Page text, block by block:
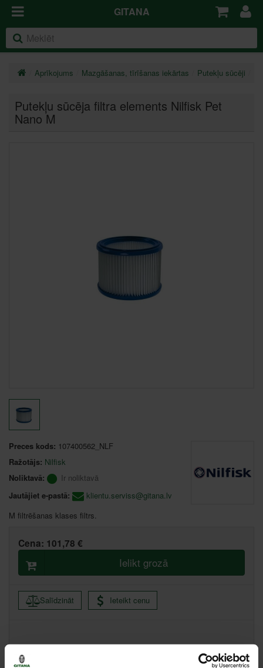
GITANA
Aprīkojums Mazgāšanas, tīrīšanas iekārtas Putekļu sūcēji
Putekļu sūcēja filtra elements Nilfisk Pet
Nano M
Preces kods: 107400562_NLF
Ražotājs: Nilfisk
Noliktavā:
Ir noliktavā
Jautājiet e-pastā:
klientu.serviss@gitana.lv
M filtrēšanas klases filtrs.
Cena: 101,78 €
Ielikt grozā
Salīdzināt Ieteikt cenu
Minimālā pirmā iemaksa 0.00 €